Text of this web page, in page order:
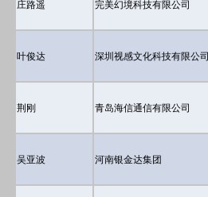
庄路遥 完美幻境科技有限公司
叶俊达 深圳视感文化科技有限公司
荆刚 青岛海信通信有限公司
吴亚波 河南银金达集团